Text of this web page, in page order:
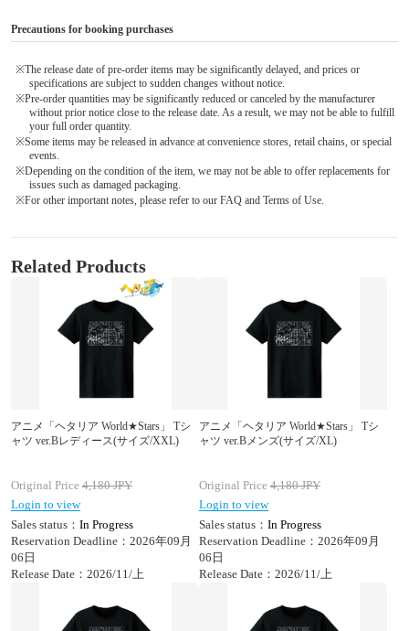
Precautions for booking purchases
※The release date of pre-order items may be significantly delayed, and prices or
specifications are subject to sudden changes without notice.
※Pre-order quantities may be significantly reduced or canceled by the manufacturer
without prior notice close to the release date. As a result, we may not be able to fulfill
your full order quantity.
※Some items may be released in advance at convenience stores, retail chains, or special
events.
※Depending on the condition of the item, we may not be able to offer replacements for
issues such as damaged packaging.
※For other important notes, please refer to our FAQ and Terms of Use.
Related Products
アニメ「ヘタリア World★Stars」 Tシ
ャツ ver.Bレディース(サイズ/XXL)
Original Price 4,180JPY
Login to view
Sales status： In Progress
Reservation Deadline：2026年09月
06日
Release Date：2026/11/上
アニメ「ヘタリア World★Stars」 Tシ
ャツ ver.Bメンズ(サイズ/XL)
Original Price 4,180JPY
Login to view
Sales status： In Progress
Reservation Deadline：2026年09月
06日
Release Date：2026/11/上